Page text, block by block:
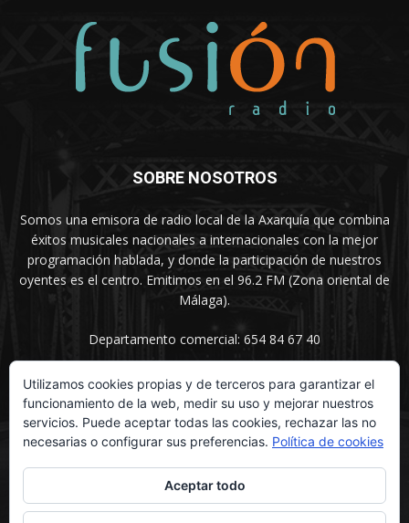
SOBRE NOSOTROS
Somos una emisora de radio local de la Axarquía que combina
éxitos musicales nacionales a internacionales con la mejor
programación hablada, y donde la participación de nuestros
oyentes es el centro. Emitimos en el 96.2 FM (Zona oriental de
Málaga).
Departamento comercial: 654 84 67 40
SÍGUENOS
Utilizamos cookies propias y de terceros para garantizar el
funcionamiento de la web, medir su uso y mejorar nuestros
servicios. Puede aceptar todas las cookies, rechazar las no
necesarias o configurar sus preferencias. Política de cookies
Aceptar todo